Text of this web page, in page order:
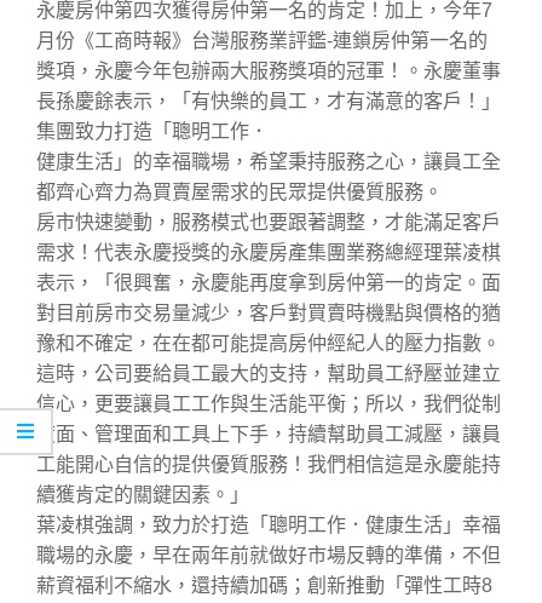
永慶房仲第四次獲得房仲第一名的肯定！加上，今年7
月份《工商時報》台灣服務業評鑑-連鎖房仲第一名的
獎項，永慶今年包辦兩大服務獎項的冠軍！。永慶董事
長孫慶餘表示，「有快樂的員工，才有滿意的客戶！」
集團致力打造「聰明工作．
健康生活」的幸福職場，希望秉持服務之心，讓員工全
都齊心齊力為買賣屋需求的民眾提供優質服務。
房市快速變動，服務模式也要跟著調整，才能滿足客戶
需求！代表永慶授獎的永慶房產集團業務總經理葉凌棋
表示，「很興奮，永慶能再度拿到房仲第一的肯定。面
對目前房市交易量減少，客戶對買賣時機點與價格的猶
豫和不確定，在在都可能提高房仲經紀人的壓力指數。
這時，公司要給員工最大的支持，幫助員工紓壓並建立
信心，更要讓員工工作與生活能平衡；所以，我們從制
度面、管理面和工具上下手，持續幫助員工減壓，讓員
工能開心自信的提供優質服務！我們相信這是永慶能持
續獲肯定的關鍵因素。」
葉凌棋強調，致力於打造「聰明工作．健康生活」幸福
職場的永慶，早在兩年前就做好市場反轉的準備，不但
薪資福利不縮水，還持續加碼；創新推動「彈性工時8